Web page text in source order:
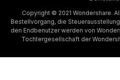
Copyright © 2021 Wondershare.
Bestellvorgang, die
den Endbenutzer werden von
Tochtergesellschaft der